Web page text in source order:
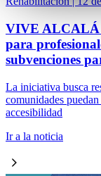
VIVE ALCALÁ
para
subvenciones
La iniciativa busca
comunidades
accesibilidad
Ir a la noticia